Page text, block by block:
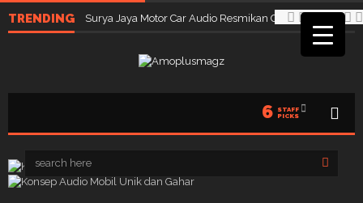
TRENDING Surya Jaya Motor Car Audio Resmikan Cabang Ketiga di
6 STAFF
PICKS